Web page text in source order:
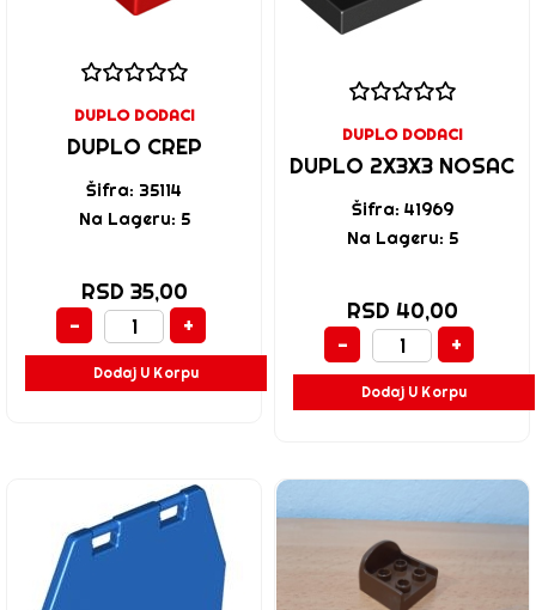
DUPLO DODACI
DUPLO CREP
Šifra: 35114
Na Lageru: 5
RSD 35,00
-
+
Dodaj U Korpu
DUPLO DODACI
DUPLO 2X3X3 NOSAC
Šifra: 41969
Na Lageru: 5
RSD 40,00
-
+
Dodaj U Korpu